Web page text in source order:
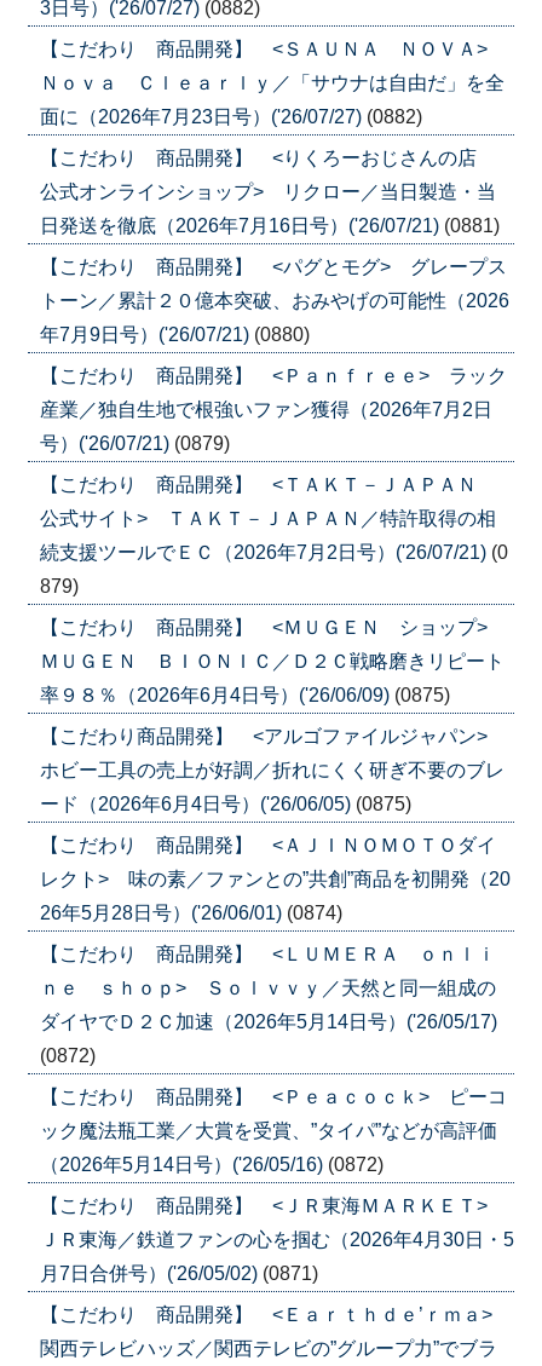
3日号）('26/07/27) (0882)
【こだわり 商品開発】 <ＳＡＵＮＡ ＮＯＶＡ>
Ｎｏｖａ Ｃｌｅａｒｌｙ／「サウナは自由だ」を全
面に（2026年7月23日号）('26/07/27) (0882)
【こだわり 商品開発】 <りくろーおじさんの店
公式オンラインショップ> リクロー／当日製造・当
日発送を徹底（2026年7月16日号）('26/07/21) (0881)
【こだわり 商品開発】 <パグとモグ> グレープス
トーン／累計２０億本突破、おみやげの可能性（2026
年7月9日号）('26/07/21) (0880)
【こだわり 商品開発】 <Ｐａｎｆｒｅｅ> ラック
産業／独自生地で根強いファン獲得（2026年7月2日
号）('26/07/21) (0879)
【こだわり 商品開発】 <ＴＡＫＴ－ＪＡＰＡＮ
公式サイト> ＴＡＫＴ－ＪＡＰＡＮ／特許取得の相
続支援ツールでＥＣ（2026年7月2日号）('26/07/21) (0
879)
【こだわり 商品開発】 <ＭＵＧＥＮ ショップ>
ＭＵＧＥＮ ＢＩＯＮＩＣ／Ｄ２Ｃ戦略磨きリピート
率９８％（2026年6月4日号）('26/06/09) (0875)
【こだわり商品開発】 <アルゴファイルジャパン>
ホビー工具の売上が好調／折れにくく研ぎ不要のブレ
ード（2026年6月4日号）('26/06/05) (0875)
【こだわり 商品開発】 <ＡＪＩＮＯＭＯＴＯダイ
レクト> 味の素／ファンとの”共創”商品を初開発（20
26年5月28日号）('26/06/01) (0874)
【こだわり 商品開発】 <ＬＵＭＥＲＡ ｏｎｌｉ
ｎｅ ｓｈｏｐ> Ｓｏｌｖｖｙ／天然と同一組成の
ダイヤでＤ２Ｃ加速（2026年5月14日号）('26/05/17)
(0872)
【こだわり 商品開発】 <Ｐｅａｃｏｃｋ> ピーコ
ック魔法瓶工業／大賞を受賞、”タイパ”などが高評価
（2026年5月14日号）('26/05/16) (0872)
【こだわり 商品開発】 <ＪＲ東海ＭＡＲＫＥＴ>
ＪＲ東海／鉄道ファンの心を掴む（2026年4月30日・5
月7日合併号）('26/05/02) (0871)
【こだわり 商品開発】 <Ｅａｒｔｈｄｅ’ｒｍａ>
関西テレビハッズ／関西テレビの”グループ力”でブラ